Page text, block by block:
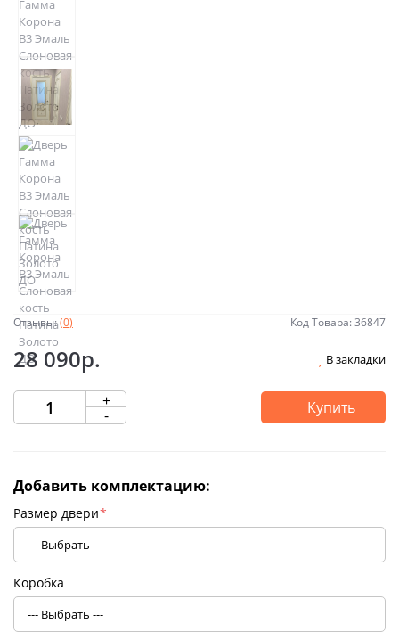
Отзывы:(0) Код Товара: 36847
28 090р. В закладки
+
- Купить
Добавить комплектацию:
Размер двери*
Коробка